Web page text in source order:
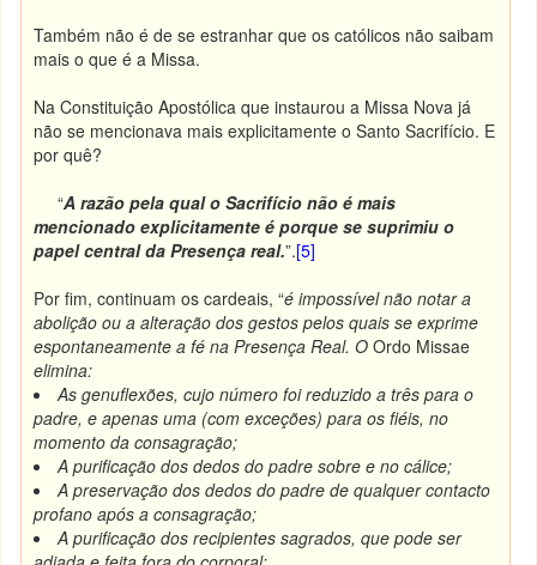
Também não é de se estranhar que os católicos não saibam
mais o que é a Missa.
Na Constituição Apostólica que instaurou a Missa Nova já
não se mencionava mais explicitamente o Santo Sacrifício. E
por quê?
“A razão pela qual o Sacrifício não é mais
mencionado explicitamente é porque se suprimiu o
papel central da Presença real.”.[5]
Por fim, continuam os cardeais, “é impossível não notar a
abolição ou a alteração dos gestos pelos quais se exprime
espontaneamente a fé na Presença Real. OOrdo Missae
elimina:
As genuflexões, cujo número foi reduzido a três para o
padre, e apenas uma (com exceções) para os fiéis, no
momento da consagração;
A purificação dos dedos do padre sobre e no cálice;
A preservação dos dedos do padre de qualquer contacto
profano após a consagração;
A purificação dos recipientes sagrados, que pode ser